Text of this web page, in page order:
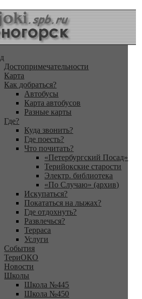
Достопримечательности
Карта
Как добраться?
Автобусы
Карта автобусов
Разные карты
Где?
Куда звонить?
Где поесть?
Что почитать?
«Петербургский Посад»
Терийокские старости
Электр. библиотека
«По Случаю» (архив)
Искупаться?
Покататься на лыжах?
Где отдохнуть?
Развлечься?
Терраса
Услуги
События
ТериОКО
Новости
Школы
Школа №445
Школа №450